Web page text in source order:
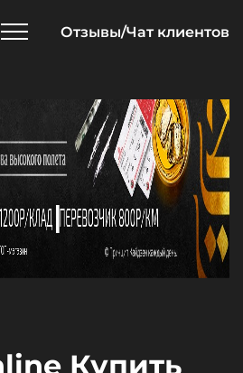
Отзывы/Чат клиентов
Купить